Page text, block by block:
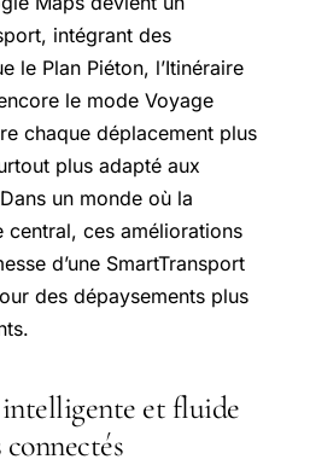
intégrant des
le Plan Piéton, l’Itinéraire
le mode Voyage
chaque déplacement plus
plus adapté aux
un monde où la
central, ces améliorations
d’une SmartTransport
des dépaysements plus
et fluide